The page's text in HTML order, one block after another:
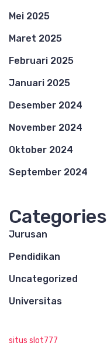
Mei 2025
Maret 2025
Februari 2025
Januari 2025
Desember 2024
November 2024
Oktober 2024
September 2024
Categories
Jurusan
Pendidikan
Uncategorized
Universitas
situs slot777